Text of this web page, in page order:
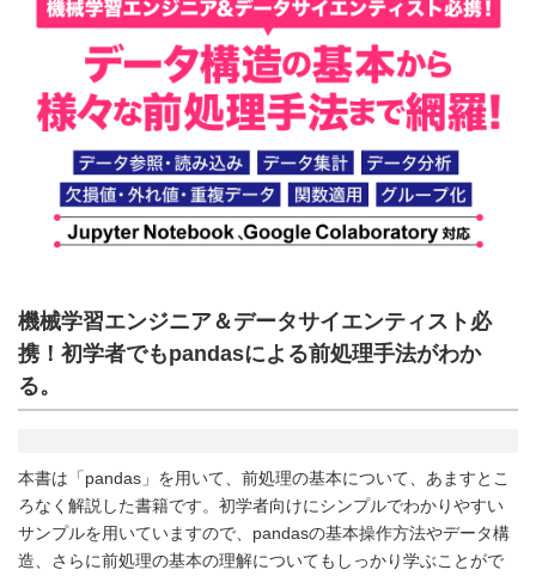
機械学習エンジニア＆データサイエンティスト必
携！初学者でもpandasによる前処理手法がわか
る。
本書は「pandas」を用いて、前処理の基本について、あますとこ
ろなく解説した書籍です。初学者向けにシンプルでわかりやすい
サンプルを用いていますので、pandasの基本操作方法やデータ構
造、さらに前処理の基本の理解についてもしっかり学ぶことがで